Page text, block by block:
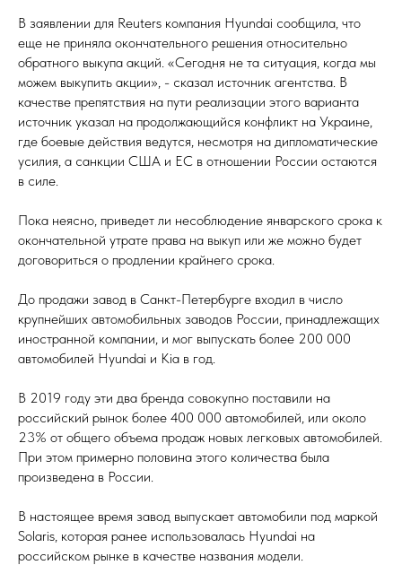
В заявлении для Reuters компания Hyundai сообщила, что
еще не приняла окончательного решения относительно
обратного выкупа акций. «Сегодня не та ситуация, когда мы
можем выкупить акции», - сказал источник агентства. В
качестве препятствия на пути реализации этого варианта
источник указал на продолжающийся конфликт на Украине,
где боевые действия ведутся, несмотря на дипломатические
усилия, а санкции США и ЕС в отношении России остаются
в силе.
Пока неясно, приведет ли несоблюдение январского срока к
окончательной утрате права на выкуп или же можно будет
договориться о продлении крайнего срока.
До продажи завод в Санкт-Петербурге входил в число
крупнейших автомобильных заводов России, принадлежащих
иностранной компании, и мог выпускать более 200 000
автомобилей Hyundai и Kia в год.
В 2019 году эти два бренда совокупно поставили на
российский рынок более 400 000 автомобилей, или около
23% от общего объема продаж новых легковых автомобилей.
При этом примерно половина этого количества была
произведена в России.
В настоящее время завод выпускает автомобили под маркой
Solaris, которая ранее использовалась Hyundai на
российском рынке в качестве названия модели.